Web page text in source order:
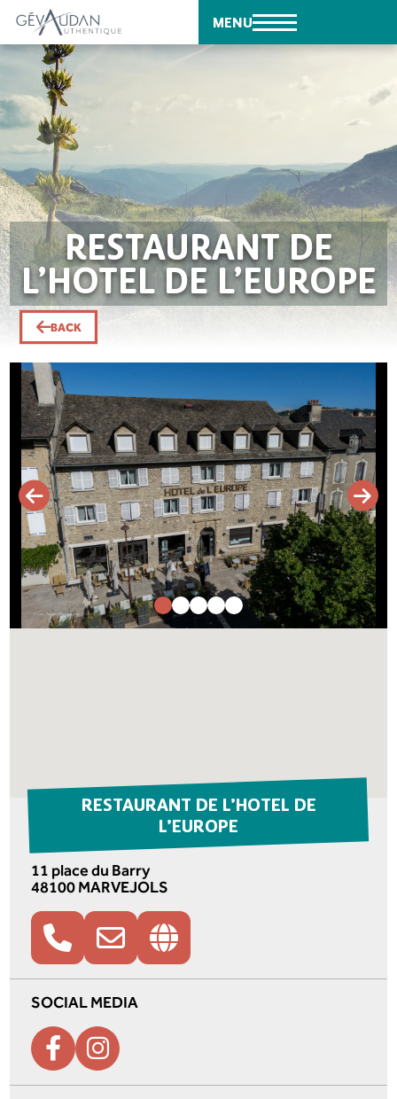
MENU
RESTAURANT DE
L’HOTEL DE L’EUROPE
BACK
RESTAURANT DE L’HOTEL DE
L’EUROPE
11 place du Barry
48100 MARVEJOLS
SOCIAL MEDIA